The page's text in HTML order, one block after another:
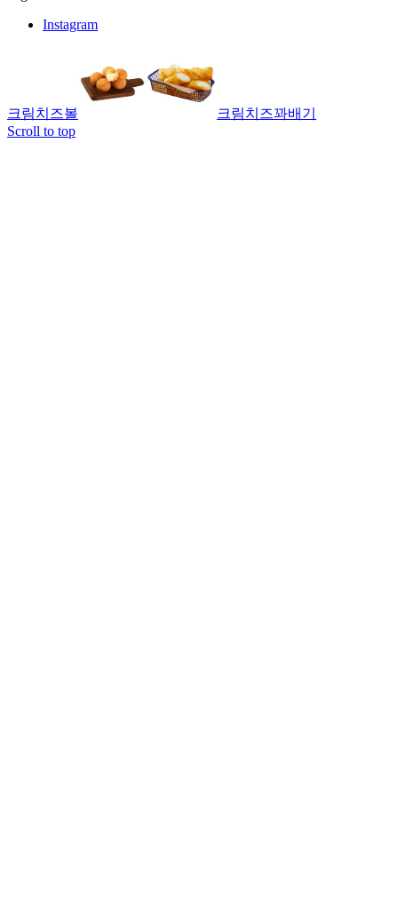
Instagram
크림치즈볼
크림치즈꽈배기
Scroll to top